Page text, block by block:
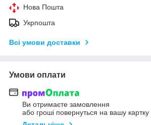
Нова Пошта
Укрпошта
Всі умови доставки
Умови оплати
Ви отримаєте замовлення
або гроші повернуться на вашу картку